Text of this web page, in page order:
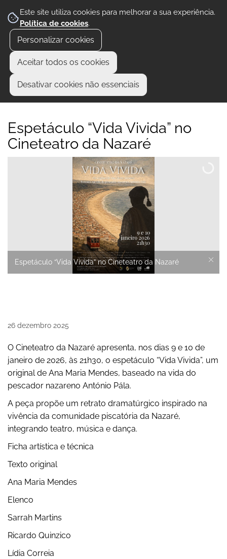
Este site utiliza cookies para melhorar a sua experiência.
Política de cookies.
Personalizar cookies
Aceitar todos os cookies
Desativar cookies não essenciais
Espetáculo “Vida Vivida” no
Cineteatro da Nazaré
Espetáculo “Vida Vivida” no Cineteatro da Nazaré
26 dezembro 2025
O Cineteatro da Nazaré apresenta, nos dias 9 e 10 de
janeiro de 2026, às 21h30, o espetáculo “Vida Vivida”, um
original de Ana Maria Mendes, baseado na vida do
pescador nazareno António Pála.
A peça propõe um retrato dramatúrgico inspirado na
vivência da comunidade piscatória da Nazaré,
integrando teatro, música e dança.
Ficha artística e técnica
Texto original
Ana Maria Mendes
Elenco
Sarrah Martins
Ricardo Quinzico
Lídia Correia